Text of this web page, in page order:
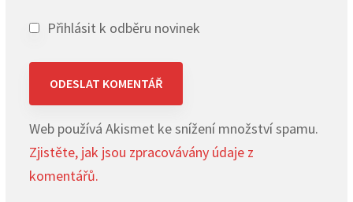
Přihlásit k odběru novinek
Web používá Akismet ke snížení množství spamu.
Zjistěte, jak jsou zpracovávány údaje z
komentářů.